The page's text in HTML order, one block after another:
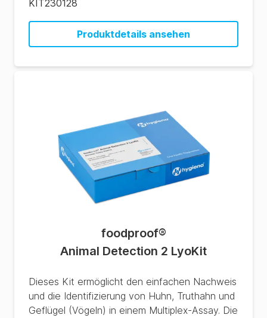
KIT230128
Produktdetails ansehen
foodproof®
Animal Detection 2 LyoKit
Dieses Kit ermöglicht den einfachen Nachweis
und die Identifizierung von Huhn, Truthahn und
Geflügel (Vögeln) in einem Multiplex-Assay. Die